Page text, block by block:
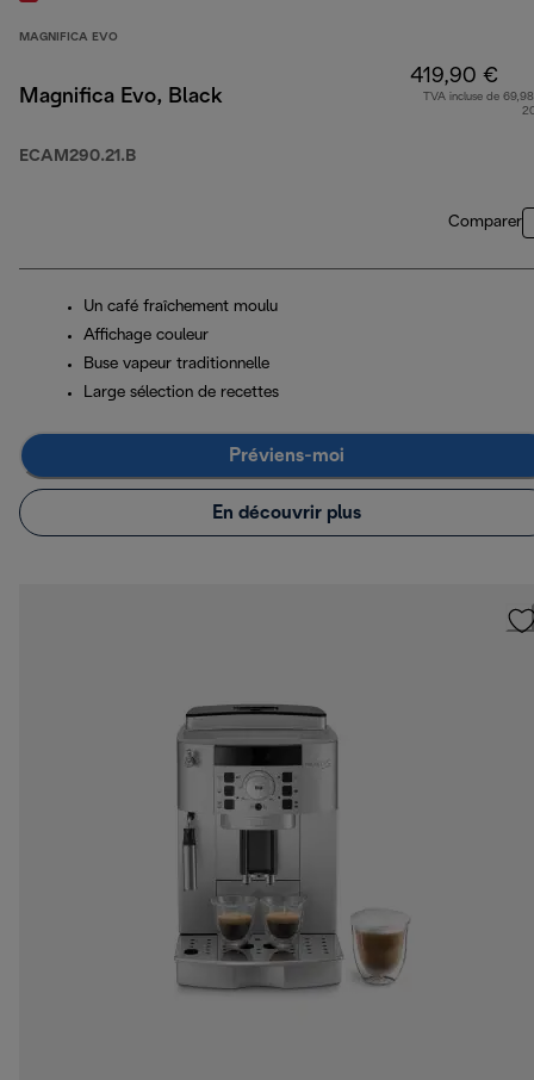
MAGNIFICA EVO
Magnifica Evo, Black
ECAM290.21.B
419,90 €
TVA incluse de
Comparer
Un café fraîchement moulu
Affichage couleur
Buse vapeur traditionnelle
Large sélection de recettes
Préviens-moi
En découvrir plus